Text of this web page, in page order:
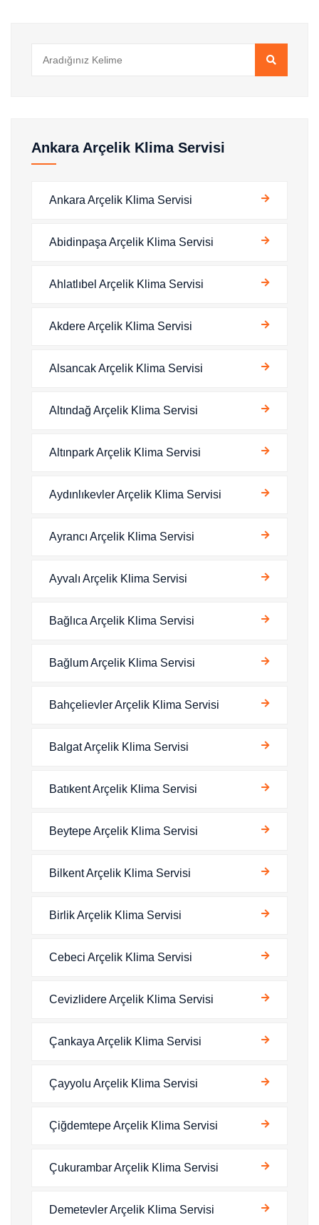
Ankara Arçelik Klima Servisi
Ankara Arçelik Klima Servisi
Abidinpaşa Arçelik Klima Servisi
Ahlatlıbel Arçelik Klima Servisi
Akdere Arçelik Klima Servisi
Alsancak Arçelik Klima Servisi
Altındağ Arçelik Klima Servisi
Altınpark Arçelik Klima Servisi
Aydınlıkevler Arçelik Klima Servisi
Ayrancı Arçelik Klima Servisi
Ayvalı Arçelik Klima Servisi
Bağlıca Arçelik Klima Servisi
Bağlum Arçelik Klima Servisi
Bahçelievler Arçelik Klima Servisi
Balgat Arçelik Klima Servisi
Batıkent Arçelik Klima Servisi
Beytepe Arçelik Klima Servisi
Bilkent Arçelik Klima Servisi
Birlik Arçelik Klima Servisi
Cebeci Arçelik Klima Servisi
Cevizlidere Arçelik Klima Servisi
Çankaya Arçelik Klima Servisi
Çayyolu Arçelik Klima Servisi
Çiğdemtepe Arçelik Klima Servisi
Çukurambar Arçelik Klima Servisi
Demetevler Arçelik Klima Servisi